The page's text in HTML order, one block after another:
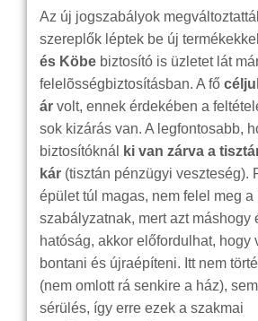
Az új jogszabályok
szereplők léptek be új
és Köbe biztosító is üzletet lát
felelõsségbiztosításban. A fő
ár volt, ennek érdekében a
sok kizárás van. A legfontosabb,
biztosítóknál
ki van zárva a
kár (tisztán pénzügyi veszteség).
épület túl magas, nem felel meg a
szabályzatnak, mert azt máshogy
hatóság, akkor előfordulhat, hogy
bontani és újraépíteni. Itt nem
(nem omlott rá senkire a ház),
sérülés, így erre ezek a szakmai